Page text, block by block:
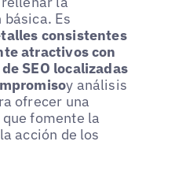
Es
consistentes
atractivos con
SEO localizadas
y análisis
ofrecer una
fomente la
acción de los